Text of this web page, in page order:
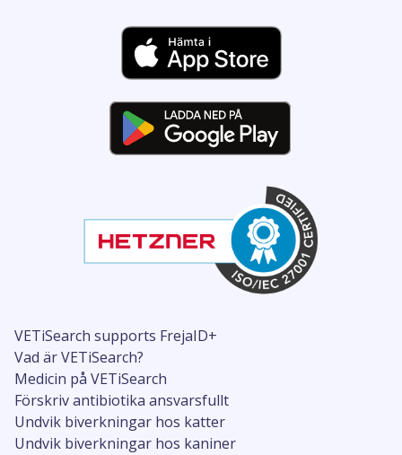
VETiSearch supports FrejaID+
Vad är VETiSearch?
Medicin på VETiSearch
Förskriv antibiotika ansvarsfullt
Undvik biverkningar hos katter
Undvik biverkningar hos kaniner